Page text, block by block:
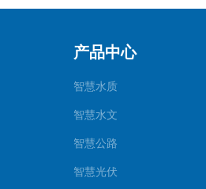
产品中心
智慧水质
智慧水文
智慧公路
智慧光伏